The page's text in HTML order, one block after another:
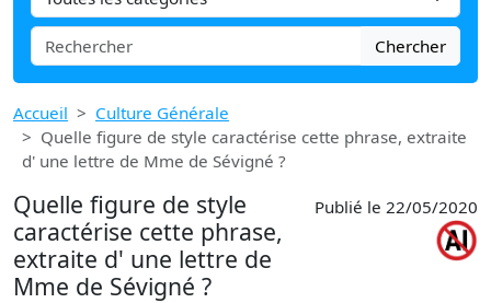
Chercher
Accueil
Culture Générale
Quelle figure de style caractérise cette phrase, extraite
d' une lettre de Mme de Sévigné ?
Quelle figure de style
caractérise cette phrase,
extraite d' une lettre de
Mme de Sévigné ?
Publié le 22/05/2020